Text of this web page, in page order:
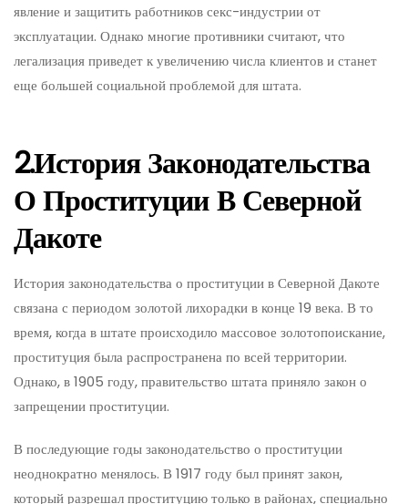
явление и защитить работников секс-индустрии от
эксплуатации. Однако многие противники считают, что
легализация приведет к увеличению числа клиентов и станет
еще большей социальной проблемой для штата.
2.История Законодательства
О Проституции В Северной
Дакоте
История законодательства о проституции в Северной Дакоте
связана с периодом золотой лихорадки в конце 19 века. В то
время, когда в штате происходило массовое золотопоискание,
проституция была распространена по всей территории.
Однако, в 1905 году, правительство штата приняло закон о
запрещении проституции.
В последующие годы законодательство о проституции
неоднократно менялось. В 1917 году был принят закон,
который разрешал проституцию только в районах, специально